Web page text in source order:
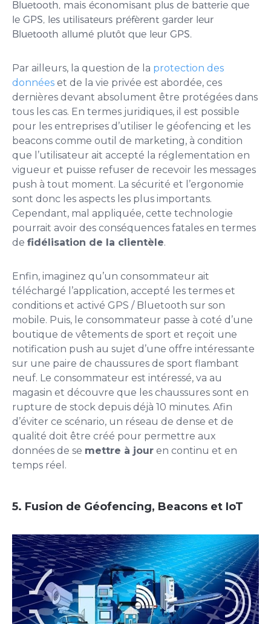
Bluetooth, mais économisant plus de batterie que
le GPS, les utilisateurs préfèrent garder leur
Bluetooth allumé plutôt que leur GPS.
Par ailleurs, la question de la protection des
données et de la vie privée est abordée, ces
dernières devant absolument être protégées dans
tous les cas. En termes juridiques, il est possible
pour les entreprises d’utiliser le géofencing et les
beacons comme outil de marketing, à condition
que l’utilisateur ait accepté la réglementation en
vigueur et puisse refuser de recevoir les messages
push à tout moment. La sécurité et l’ergonomie
sont donc les aspects les plus importants.
Cependant, mal appliquée, cette technologie
pourrait avoir des conséquences fatales en termes
de fidélisation de la clientèle.
Enfin, imaginez qu’un consommateur ait
téléchargé l’application, accepté les termes et
conditions et activé GPS / Bluetooth sur son
mobile. Puis, le consommateur passe à coté d’une
boutique de vêtements de sport et reçoit une
notification push au sujet d’une offre intéressante
sur une paire de chaussures de sport flambant
neuf. Le consommateur est intéressé, va au
magasin et découvre que les chaussures sont en
rupture de stock depuis déjà 10 minutes. Afin
d’éviter ce scénario, un réseau de dense et de
qualité doit être créé pour permettre aux
données de se mettre à jour en continu et en
temps réel.
5. Fusion de Géofencing, Beacons et IoT